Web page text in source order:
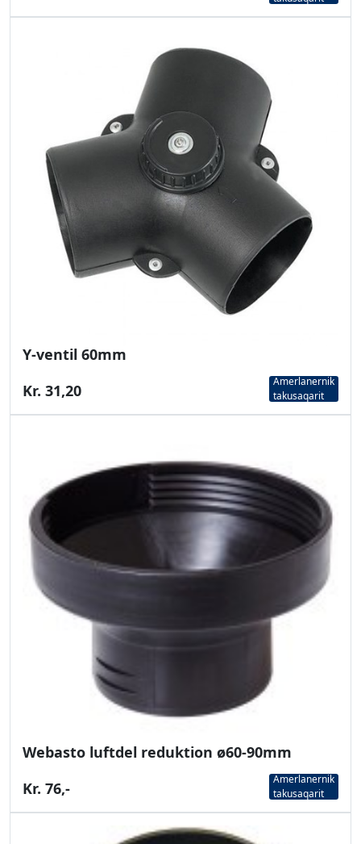
Y-ventil 60mm
Kr. 31,20
Amerlanernik
takusaqarit
Webasto luftdel reduktion ø60-90mm
Kr. 76,-
Amerlanernik
takusaqarit